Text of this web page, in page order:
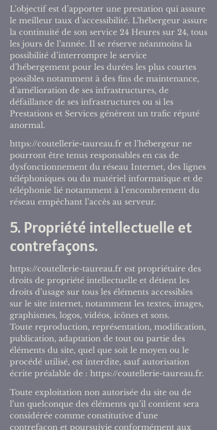
L’objectif est d’apporter une prestation qui assure
le meilleur taux d’accessibilité. L’hébergeur assure
la continuité de son service 24 Heures sur 24, tous
les jours de l’année. Il se réserve néanmoins la
possibilité d’interrompre le service
d’hébergement pour les durées les plus courtes
possibles notamment à des fins de maintenance,
d’amélioration de ses infrastructures, de
défaillance de ses infrastructures ou si les
Prestations et Services génèrent un trafic réputé
anormal.
https://coutellerie-taureau.fr et l’hébergeur ne
pourront être tenus responsables en cas de
dysfonctionnement du réseau Internet, des lignes
téléphoniques ou du matériel informatique et de
téléphonie lié notamment à l’encombrement du
réseau empêchant l’accès au serveur.
5. Propriété intellectuelle et
contrefaçons.
https://coutellerie-taureau.fr est propriétaire des
droits de propriété intellectuelle et détient les
droits d’usage sur tous les éléments accessibles
sur le site internet, notamment les textes, images,
graphismes, logos, vidéos, icônes et sons.
Toute reproduction, représentation, modification,
publication, adaptation de tout ou partie des
éléments du site, quel que soit le moyen ou le
procédé utilisé, est interdite, sauf autorisation
écrite préalable de : https://coutellerie-taureau.fr.
Toute exploitation non autorisée du site ou de
l’un quelconque des éléments qu’il contient sera
considérée comme constitutive d’une
contrefaçon et poursuivie conformément aux